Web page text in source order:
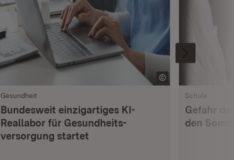
Gesundheit
Bundesweit einzigartiges KI-
Reallabor für Gesundheits­
versorgung startet
Schule
Gefahr
den